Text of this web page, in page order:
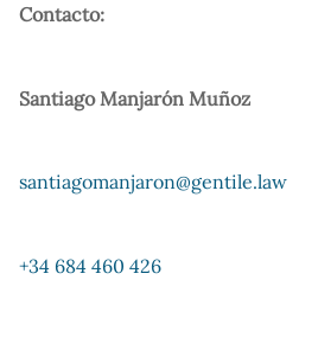
Contacto:
Santiago Manjarón Muñoz
santiagomanjaron@gentile.law
+34 684 460 426